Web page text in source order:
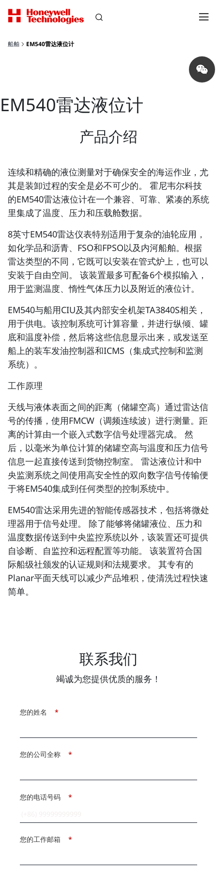
船舶 EM540雷达液位计
Share
on
wechat
EM540雷达液位计
产品介绍
连续和精确的液位测量对于确保安全的海运作业，尤
其是装卸过程的安全是必不可少的。 霍尼韦尔科技
的EM540雷达液位计在一个兼容、可靠、紧凑的系统
里集成了温度、压力和压载舱数据。
8英寸EM540雷达仪表特别适用于复杂的油轮应用，
如化学品和沥青、FSO和FPSO以及内河船舶。根据
雷达类型的不同，它既可以安装在管式炉上，也可以
安装于自由空间。 该装置最多可配备6个模拟输入，
用于监测温度、惰性气体压力以及附近的液位计。
EM540与船用CIU及其内部安全机架TA3840S相关，
用于供电。该控制系统可计算容量，并进行纵倾、罐
底和温度补偿，然后将这些信息显示出来，或发送至
船上的装车发油控制器和ICMS（集成式控制和监测
系统）。
工作原理
天线与液体表面之间的距离（储罐空高）通过雷达信
号的传播，使用FMCW（调频连续波）进行测量。距
离的计算由一个嵌入式数字信号处理器完成。 然
后，以毫米为单位计算的储罐空高与温度和压力信号
信息一起直接传送到货物控制室。 雷达液位计和中
央监测系统之间使用高安全性的双向数字信号传输便
于将EM540集成到任何类型的控制系统中。
EM540雷达采用先进的智能传感器技术，包括将微处
理器用于信号处理。 除了能够将储罐液位、压力和
温度数据传送到中央监控系统以外，该装置还可提供
自诊断、自监控和远程配置等功能。 该装置符合国
际船级社颁发的认证规则和法规要求。 其专有的
Planar平面天线可以减少产品堆积，使清洗过程快速
简单。
联系我们
竭诚为您提供优质的服务！
*
您的姓名
*
您的公司全称
*
您的电话号码
*
您的工作邮箱